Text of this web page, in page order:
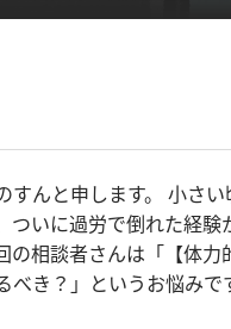
すんと申します。 小さ
ついに過労で倒れた経
の相談者さんは「【体
き？」というお悩みで